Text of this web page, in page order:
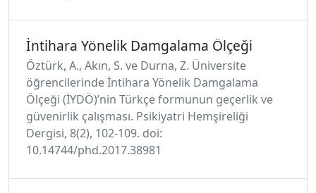
İntihara Yönelik Damgalama Ölçeği
Öztürk, A., Akın, S. ve Durna, Z. Üniversite
öğrencilerinde İntihara Yönelik Damgalama
Ölçeği (İYDÖ)’nin Türkçe formunun geçerlik ve
güvenirlik çalışması. Psikiyatri Hemşireliği
Dergisi, 8(2), 102-109. doi:
10.14744/phd.2017.38981